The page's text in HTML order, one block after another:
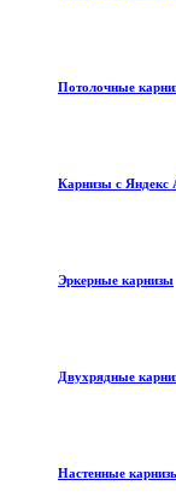
Потолочные
Карнизы с Яндекс
Эркерные карнизы
Двухрядные
Настенные